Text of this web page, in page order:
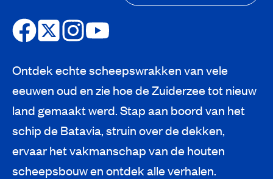
Ontdek echte scheepswrakken van vele
eeuwen oud en zie hoe de Zuiderzee tot nieuw
land gemaakt werd. Stap aan boord van het
schip de Batavia, struin over de dekken,
ervaar het vakmanschap van de houten
scheepsbouw en ontdek alle verhalen.